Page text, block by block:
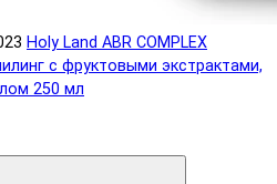
Holy Land ABR COMPLEX
с фруктовыми экстрактами,
250 мл